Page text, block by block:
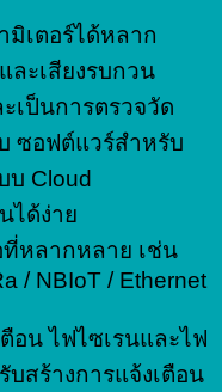
มิเตอร์ได้หลาก
ละเสียงรบกวน
เป็นการตรวจวัด
ซอฟต์แวร์สำหรับ
บ Cloud
ได้ง่าย
ที่หลากหลาย เช่น
/ NBIoT / Ethernet
อน ไฟไซเรนและไฟ
สร้างการแจ้งเตือน